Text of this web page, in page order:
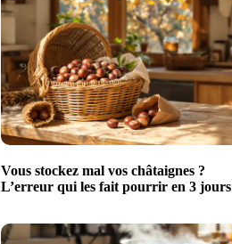
Vous stockez mal vos châtaignes ?
L’erreur qui les fait pourrir en 3 jours